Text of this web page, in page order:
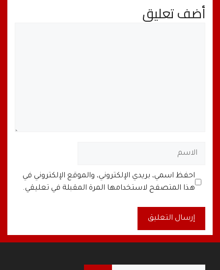
أضف تعليق
الاسم
البريد
الإلكتروني
الموقع
الإلكتروني
احفظ اسمي، بريدي الإلكتروني، والموقع الإلكتروني في
هذا المتصفح لاستخدامها المرة المقبلة في تعليقي.
A
t